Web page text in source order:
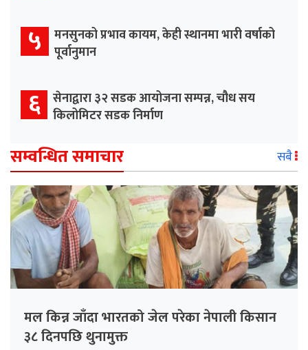
५ मनसुनको प्रभाव कायम, केही स्थानमा भारी वर्षाको
पूर्वानुमान
६ सेनाद्वारा ३२ सडक आयोजना सम्पन्न, चौध सय
किलोमिटर सडक निर्माण
सम्वन्धित समाचार सबै
मल किन्न जाँदा भारतको जेल परेका नेपाली किसान
३८ दिनपछि थुनामुक्त